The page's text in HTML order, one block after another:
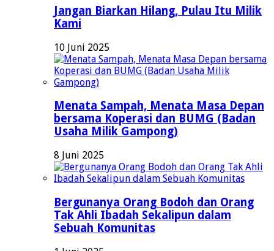
Jangan Biarkan Hilang, Pulau Itu Milik
Kami
10 Juni 2025
Menata Sampah, Menata Masa Depan
bersama Koperasi dan BUMG (Badan
Usaha Milik Gampong)
8 Juni 2025
Bergunanya Orang Bodoh dan Orang
Tak Ahli Ibadah Sekalipun dalam
Sebuah Komunitas